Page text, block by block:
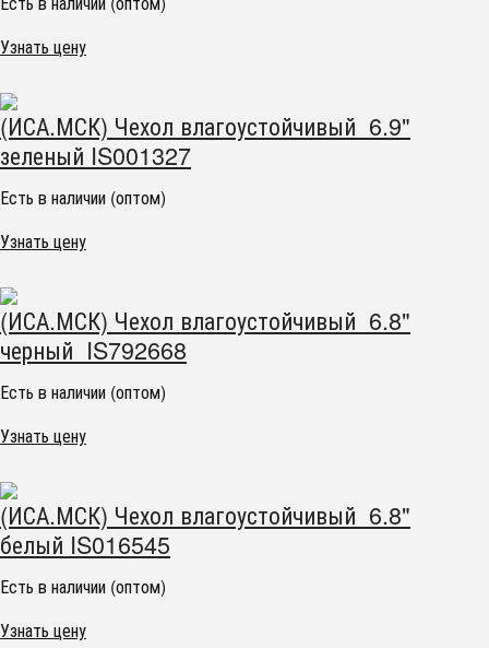
Узнать цену
(ИСА.МСК) Чехол влагоустойчивый 6.9"
зеленый IS001327
Есть в наличии (оптом)
Узнать цену
(ИСА.МСК) Чехол влагоустойчивый 6.8"
черный IS792668
Есть в наличии (оптом)
Узнать цену
(ИСА.МСК) Чехол влагоустойчивый 6.8"
белый IS016545
Есть в наличии (оптом)
Узнать цену